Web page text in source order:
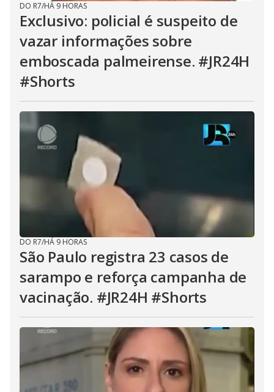
DO R7/HÁ 9 HORAS
Exclusivo: policial é suspeito de
vazar informações sobre
emboscada palmeirense. #JR24H
#Shorts
DO R7/HÁ 9 HORAS
São Paulo registra 23 casos de
sarampo e reforça campanha de
vacinação. #JR24H #Shorts